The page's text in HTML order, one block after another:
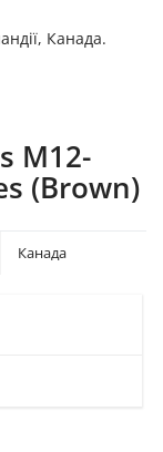
Канада.
M12-
(Brown)
Канада